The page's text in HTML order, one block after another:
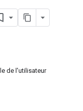
de l'utilisateur